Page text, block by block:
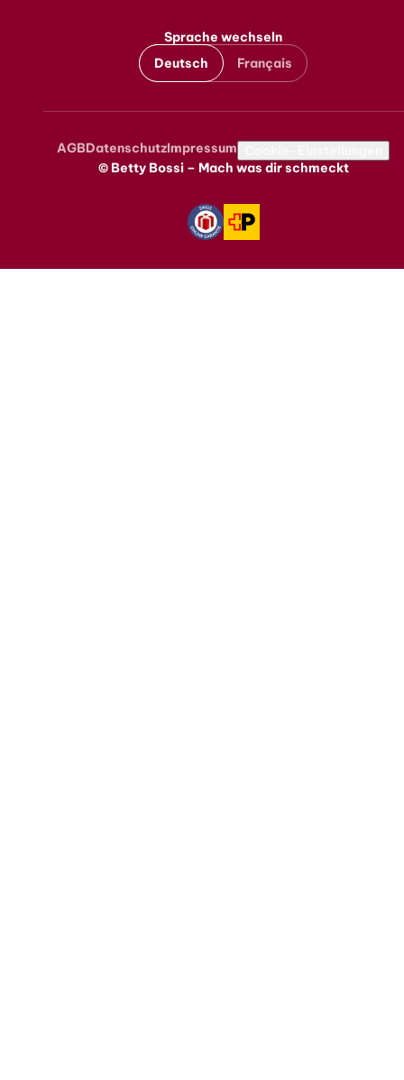
Sprache wechseln
Deutsch
Français
Metanavigation
AGBDatenschutzImpressum
© Betty Bossi – Mach was dir schmeckt